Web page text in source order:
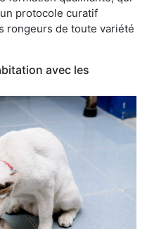
protocole curatif
rongeurs de toute variété
avec les